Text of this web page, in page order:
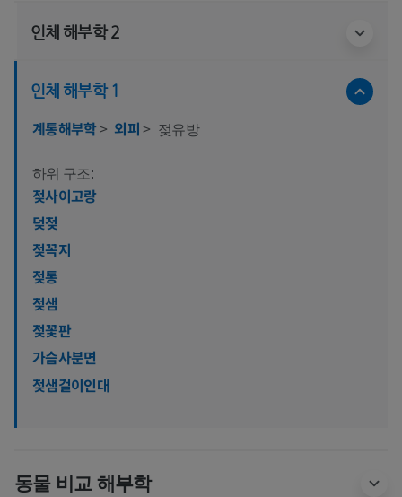
인체 해부학 2
인체 해부학 1
계통해부학> 외피> 젖유방
하위 구조:
젖사이고랑
덪젖
젖꼭지
젖통
젖샘
젖꽃판
가슴사분면
젖샘걸이인대
동물 비교 해부학